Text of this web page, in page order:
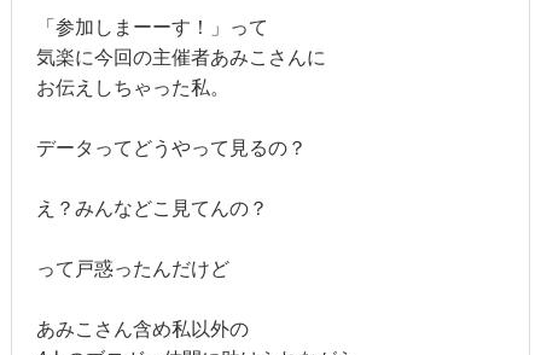
「参加しまーーす！」って
気楽に今回の主催者あみこさんに
お伝えしちゃった私。
データってどうやって見るの？
え？みんなどこ見てんの？
って戸惑ったんだけど
あみこさん含め私以外の